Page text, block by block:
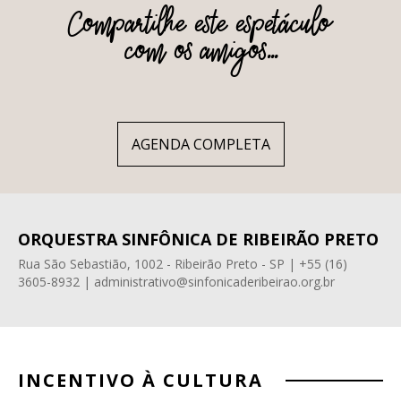
Compartilhe este espetáculo
com os amigos...
AGENDA COMPLETA
ORQUESTRA SINFÔNICA DE RIBEIRÃO PRETO
Rua São Sebastião, 1002 - Ribeirão Preto - SP | +55 (16)
3605-8932 | administrativo@sinfonicaderibeirao.org.br
INCENTIVO À CULTURA